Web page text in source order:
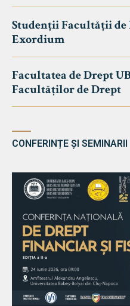
Studenții Facultății de
Exordium
Facultatea de Drept
Facultăților de Drept
CONFERINȚE ȘI SEMINARII